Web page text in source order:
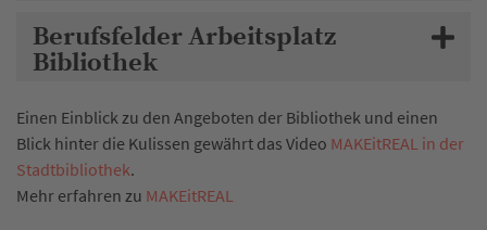
Berufsfelder Arbeitsplatz
Bibliothek
Einen Einblick zu den Angeboten der Bibliothek und einen
Blick hinter die Kulissen gewährt das Video MAKEitREAL in der
Stadtbibliothek.
Mehr erfahren zu MAKEitREAL